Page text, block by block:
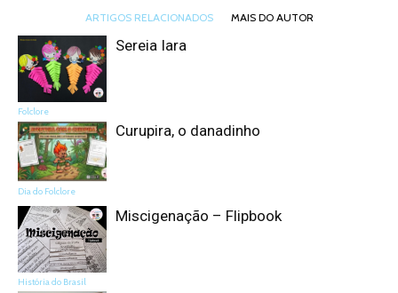
ARTIGOS RELACIONADOS MAIS DO AUTOR
Folclore
Sereia Iara
Dia do Folclore
Curupira, o danadinho
História do Brasil
Miscigenação – Flipbook